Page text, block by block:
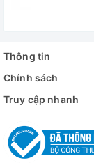
Bộ điều khiển
Màn hình
Chương trình
Tính năng an
toàn
Thông tin
Chính sách
Truy cập nhanh